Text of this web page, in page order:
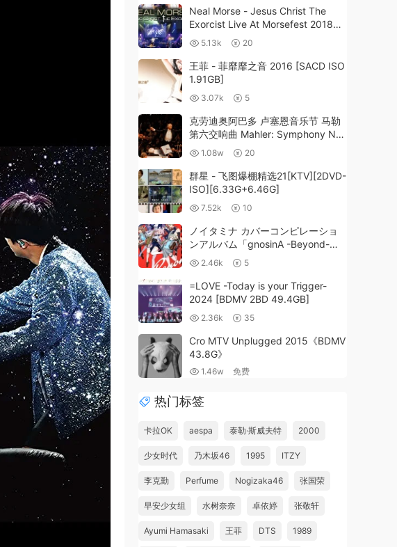
701MB]
Neal Morse - Jesus Christ The
Exorcist Live At Morsefest 2018
[2020]《BDMV 21.5G》
5.13k 20
王菲 - 菲靡靡之音 2016 [SACD ISO
1.91GB]
3.07k 5
克劳迪奥阿巴多 卢塞恩音乐节 马勒
第六交响曲 Mahler: Symphony No.
6 - Claudio Abbado, Lucerne
Festival Orchestra 2006 [BDISO
22.2GB]
1.08w 20
群星 - 飞图爆棚精选21[KTV][2DVD-
ISO][6.33G+6.46G]
7.52k 10
ノイタミナ カバーコンピレーショ
ンアルバム「gnosinA -Beyond-」
2024 [24Bit/48kHz] [Hi-Res Flac
508MB]
2.46k 5
=LOVE -Today is your Trigger-
2024 [BDMV 2BD 49.4GB]
2.36k 35
Cro MTV Unplugged 2015《BDMV
43.8G》
1.46w 免费
热门标签
卡拉OK aespa 泰勒·斯威夫特 2000
少女时代 乃木坂46 1995 ITZY
李克勤 Perfume Nogizaka46 张国荣
早安少女组 水树奈奈 卓依婷 张敬轩
Ayumi Hamasaki 王菲 DTS 1989